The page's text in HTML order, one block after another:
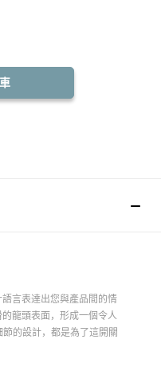
言表達出您與產品間的情
龍頭表面，形成一個令人
的設計，都是為了這開關